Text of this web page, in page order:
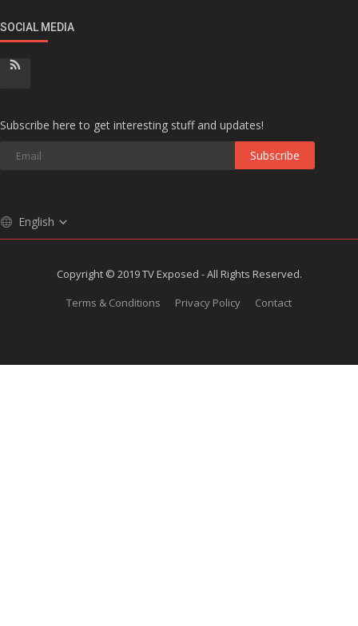
SOCIAL MEDIA
Subscribe here to get interesting stuff and updates!
Subscribe
English
Copyright © 2019 TV Exposed - All Rights Reserved.
Terms & Conditions
Privacy Policy Contact